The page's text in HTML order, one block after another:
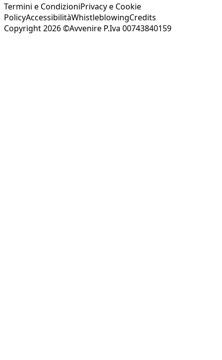
Termini e CondizioniPrivacy e Cookie
PolicyAccessibilitàWhistleblowingCredits
Copyright 2026 ©Avvenire P.Iva 00743840159